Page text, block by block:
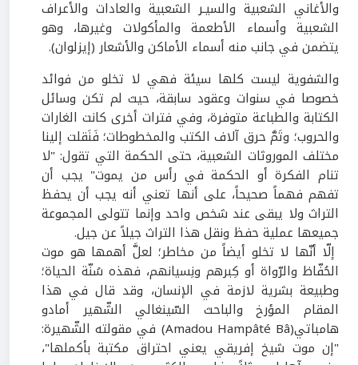
والأغاني الشعبية والسيـر الشعبية والعادات والأعراف
الشعبية وأسماء الأطعمة والمأكولات وغيرها، وهو
يتضمن في جانب منه أسماء الأماكن والأشعار (إيزلوان).
والشفوية ليست كلها سيئة فهي لا تخلو من فوائد
خصوصا في سنوات وعقود سابقة، حيث لم تكن وسائل
الكتابة والطباعة متوفرة، وفي فترات أخرى كانت الغارات
والحروب؛ وتَمَّ حرق آلاف الكتب والمخطوطات؛ فَنَقلت إلينا
مختلف الموروثات الشعبية، حتى الحكمة التي تقول: "لا
تنام الفكرة أو الحكمة في رأس من يموت" يجب أن
تفهم فهماً صحيحاً، على أنها تعني أنه يجب أن يحفظ
التراث ولا يبقى عند شخص واحد وإنما تتولى المجموعة
جميعها عملية حفظ ونقل هذا التراث جيلاً عن جيل.
إلّا أنّها لا تخلو أيضاً من مخاطر؛ لعلَّ أهمها هو موت
الحُفّاظ والرّواة أو كِبرهم ونِسيانهم، فهذه سُنّة الحياة؛
وطبيعة بشرية لازمة في الإنسان، وقد قال في هذا
المقام المؤرخ والباحث السّينغالي الشّهير أمادو
هامباتي(
Amadou Hampâté Bâ
) في مقولته الشّهيرة:
"إن موت شيخ إفريقي يعني احتراق مكتبة بأكملها"،